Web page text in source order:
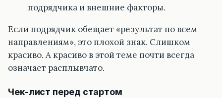
подрядчика и внешние факторы.
Если подрядчик обещает «результат по всем
направлениям», это плохой знак. Слишком
красиво. А красиво в этой теме почти всегда
означает расплывчато.
Чек-лист перед стартом